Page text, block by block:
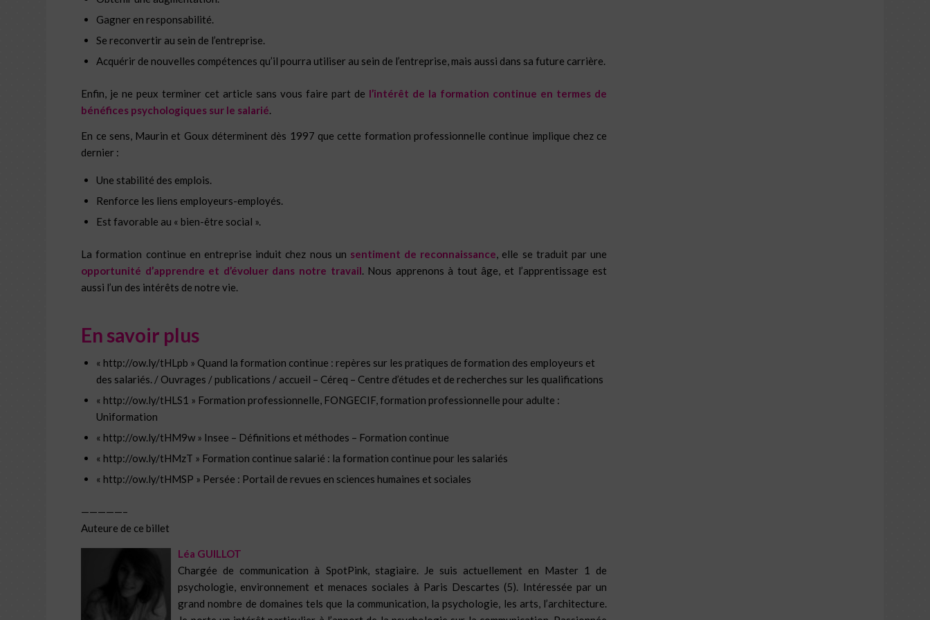
Gagner en responsabilité.
Se reconvertir au sein de l’entreprise.
Acquérir de nouvelles compétences qu’il pourra utiliser au sein de l’entreprise, mais aussi dans sa future carrière.
Enfin, je ne peux terminer cet article sans vous faire part de l’intérêt de la formation continue en termes de
bénéfices psychologiques sur le salarié.
En ce sens, Maurin et Goux déterminent dès 1997 que cette formation professionnelle continue implique chez ce
dernier :
Une stabilité des emplois.
Renforce les liens employeurs-employés.
Est favorable au « bien-être social ».
La formation continue en entreprise induit chez nous un sentiment de reconnaissance, elle se traduit par une
opportunité d’apprendre et d’évoluer dans notre travail. Nous apprenons à tout âge, et l’apprentissage est
aussi l’un des intérêts de notre vie.
En savoir plus
« http://ow.ly/tHLpb » Quand la formation continue : repères sur les pratiques de formation des employeurs et
des salariés. / Ouvrages / publications / accueil – Céreq – Centre d’études et de recherches sur les qualifications
« http://ow.ly/tHLS1 » Formation professionnelle, FONGECIF, formation professionnelle pour adulte :
Uniformation
« http://ow.ly/tHM9w » Insee – Définitions et méthodes – Formation continue
« http://ow.ly/tHMzT » Formation continue salarié : la formation continue pour les salariés
« http://ow.ly/tHMSP » Persée : Portail de revues en sciences humaines et sociales
—————–
Auteure de ce billet
Léa GUILLOT
Chargée de communication à SpotPink, stagiaire. Je suis actuellement en Master 1 de
psychologie, environnement et menaces sociales à Paris Descartes (5). Intéressée par un
grand nombre de domaines tels que la communication, la psychologie, les arts, l’architecture.